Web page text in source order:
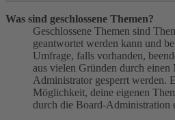
Was sind geschlossene Themen?
Geschlossene Themen sind
geantwortet werden kann und
Umfrage, falls vorhanden,
aus vielen Gründen durch einen
Administrator gesperrt werden.
Möglichkeit, deine eigenen
durch die Board-Administration